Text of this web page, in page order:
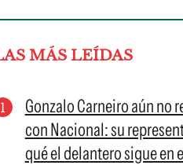
MÁS LEÍDAS
Gonzalo Carneiro aún no
con Nacional: su
qué el delantero sigue en